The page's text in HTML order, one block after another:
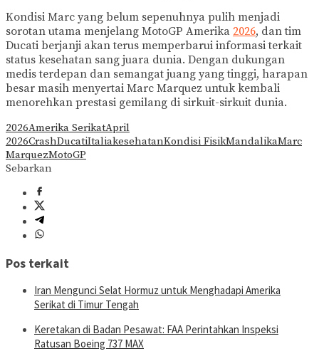
Kondisi Marc yang belum sepenuhnya pulih menjadi
sorotan utama menjelang MotoGP Amerika 2026, dan tim
Ducati berjanji akan terus memperbarui informasi terkait
status kesehatan sang juara dunia. Dengan dukungan
medis terdepan dan semangat juang yang tinggi, harapan
besar masih menyertai Marc Marquez untuk kembali
menorehkan prestasi gemilang di sirkuit-sirkuit dunia.
2026Amerika SerikatApril
2026CrashDucatiItaliakesehatanKondisi FisikMandalikaMarc
MarquezMotoGP
Sebarkan
Pos terkait
Iran Mengunci Selat Hormuz untuk Menghadapi Amerika
Serikat di Timur Tengah
Keretakan di Badan Pesawat: FAA Perintahkan Inspeksi
Ratusan Boeing 737 MAX